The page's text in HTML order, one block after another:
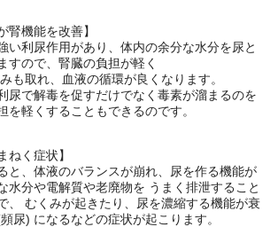
腎機能を改善】
い利尿作用があり、体内の余分な水分を尿と
すので、腎臓の負担が軽く
も取れ、血液の循環が良くなります。
尿で解毒を促すだけでなく毒素が溜まるのを
を軽くすることもできるのです。
ねく症状】
と、体液のバランスが崩れ、尿を作る機能が
水分や電解質や老廃物を うまく排泄すること
、 むくみが起きたり、尿を濃縮する機能が衰
尿) になるなどの症状が起こります。